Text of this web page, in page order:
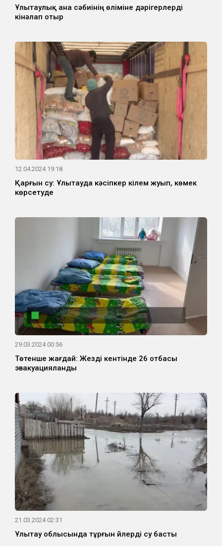
Ұлытаулық ана сәбиінің өліміне дәрігерлерді
кінәлап отыр
12.04.2024 19:18
Қарғын су: Ұлытауда кәсіпкер кілем жуып, көмек
көрсетуде
29.03.2024 00:56
Төтенше жағдай: Жезді кентінде 26 отбасы
эвакуацияланды
21.03.2024 02:31
Ұлытау облысында тұрғын үйлерді су басты